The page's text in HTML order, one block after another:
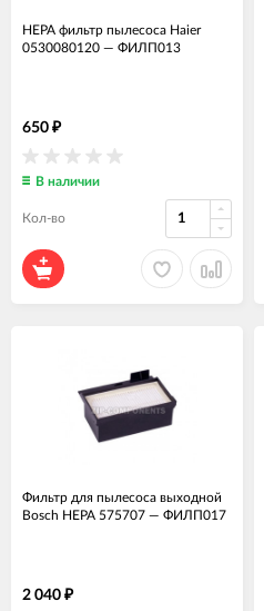
HEPA фильтр пылесоса Haier
0530080120 — ФИЛП013
650 ₽
В наличии
Кол-во
Фильтр для пылесоса выходной
Bosch НЕРА 575707 — ФИЛП017
2 040 ₽